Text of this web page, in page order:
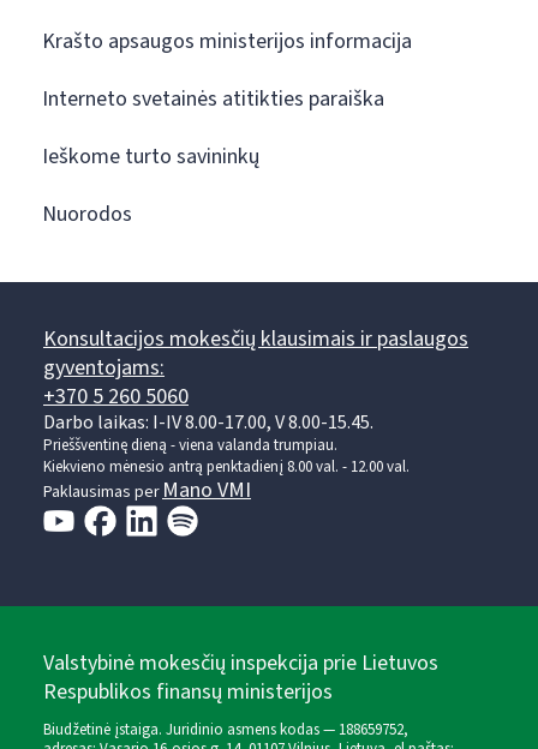
Krašto apsaugos ministerijos informacija
Interneto svetainės atitikties paraiška
Ieškome turto savininkų
Nuorodos
Konsultacijos mokesčių klausimais ir paslaugos
gyventojams:
+370 5 260 5060
Darbo laikas: I-IV 8.00-17.00, V 8.00-15.45.
Prieššventinę dieną - viena valanda trumpiau.
Kiekvieno mėnesio antrą penktadienį 8.00 val. - 12.00 val.
Paklausimas perMano VMI
Valstybinė mokesčių inspekcija prie Lietuvos
Respublikos finansų ministerijos
Biudžetinė įstaiga. Juridinio asmens kodas — 188659752,